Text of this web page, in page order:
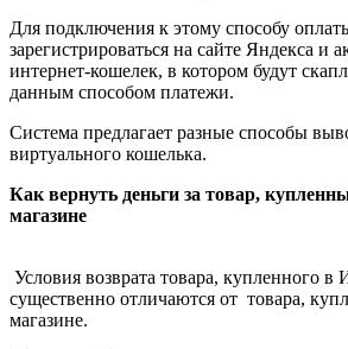
Для подключения к этому способу
зарегистрироваться на сайте Яндекса и
интернет-кошелек, в котором будут
данным способом платежи.
Система предлагает разные способы
виртуального кошелька.
Как вернуть деньги за товар,
магазине
Условия возврата товара, купленного в
существенно отличаются от товара,
магазине.